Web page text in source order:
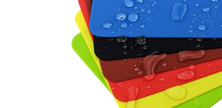
環保餐具組 矽膠杯墊餐墊